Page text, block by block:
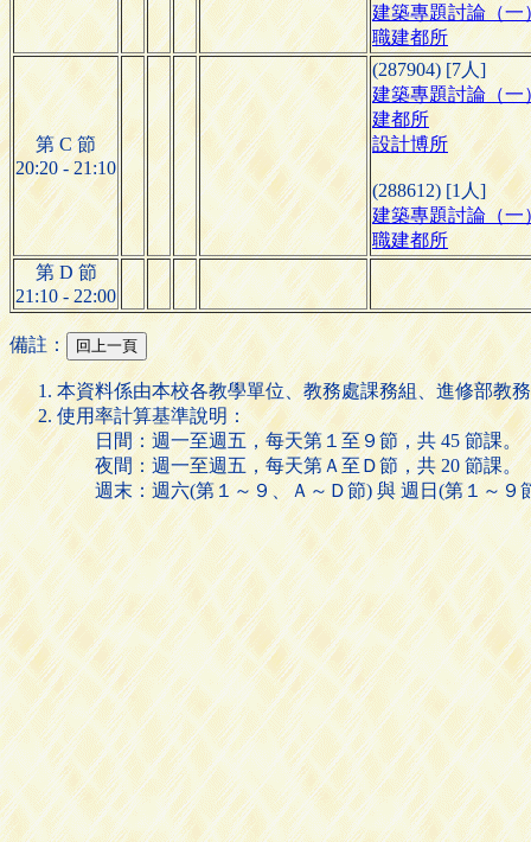
建築專題討論（一
職建都所
第 C 節
20:20 - 21:10
(287904) [7人]
建築專題討論（一
建都所
設計博所
(288612) [1人]
建築專題討論（一
職建都所
第 D 節
21:10 - 22:00
備註：
本資料係由本校各教學單位、教務處課務組、進修部教
使用率計算基準說明：
日間：週一至週五，每天第１至９節，共 45 節課。
夜間：週一至週五，每天第Ａ至Ｄ節，共 20 節課。
週末：週六(第１～９、Ａ～Ｄ節) 與 週日(第１～９